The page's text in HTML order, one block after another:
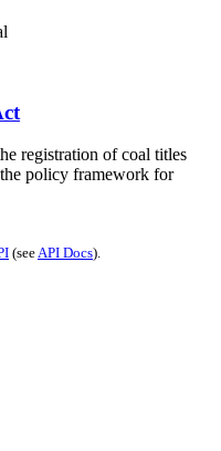
registration of coal titles
policy framework for
(seeAPI Docs).